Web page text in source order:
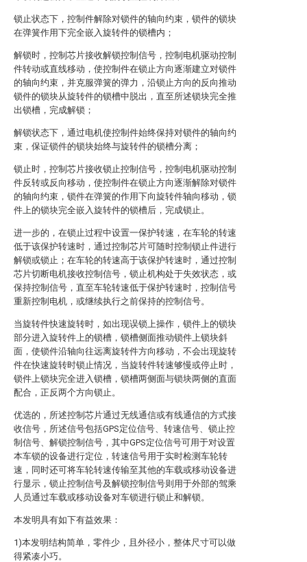
锁止状态下，控制件解除对锁件的轴向约束，锁件的锁块
在弹簧作用下完全嵌入旋转件的锁槽内；
解锁时，控制芯片接收解锁控制信号，控制电机驱动控制
件转动或直线移动，使控制件在锁止方向逐渐建立对锁件
的轴向约束，并克服弹簧的弹力，沿锁止方向的反向推动
锁件的锁块从旋转件的锁槽中脱出，直至所述锁块完全推
出锁槽，完成解锁；
解锁状态下，通过电机使控制件始终保持对锁件的轴向约
束，保证锁件的锁块始终与旋转件的锁槽分离；
锁止时，控制芯片接收锁止控制信号，控制电机驱动控制
件反转或反向移动，使控制件在锁止方向逐渐解除对锁件
的轴向约束，锁件在弹簧的作用下向旋转件轴向移动，锁
件上的锁块完全嵌入旋转件的锁槽后，完成锁止。
进一步的，在锁止过程中设置一保护转速，在车轮的转速
低于该保护转速时，通过控制芯片可随时控制锁止件进行
解锁或锁止；在车轮的转速高于该保护转速时，通过控制
芯片切断电机接收控制信号，锁止机构处于失效状态，或
保持控制信号，直至车轮转速低于保护转速时，控制信号
重新控制电机，或继续执行之前保持的控制信号。
当旋转件快速旋转时，如出现误锁上操作，锁件上的锁块
部分进入旋转件上的锁槽，锁槽侧面推动锁件上锁块斜
面，使锁件沿轴向往远离旋转件方向移动，不会出现旋转
件在快速旋转时锁止情况，当旋转件转速够慢或停止时，
锁件上锁块完全进入锁槽，锁槽两侧面与锁块两侧的直面
配合，正反两个方向锁止。
优选的，所述控制芯片通过无线通信或有线通信的方式接
收信号，所述信号包括GPS定位信号、转速信号、锁止控
制信号、解锁控制信号，其中GPS定位信号可用于对设置
本车锁的设备进行定位，转速信号用于实时检测车轮转
速，同时还可将车轮转速传输至其他的车载或移动设备进
行显示，锁止控制信号及解锁控制信号则用于外部的驾乘
人员通过车载或移动设备对车锁进行锁止和解锁。
本发明具有如下有益效果：
1)本发明结构简单，零件少，且外径小，整体尺寸可以做
得紧凑小巧。